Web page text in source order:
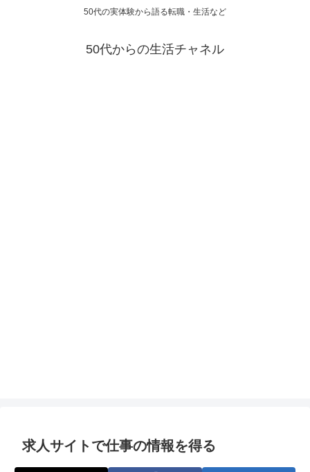
50代の実体験から語る転職・生活など
50代からの生活チャネル
求人サイトで仕事の情報を得る